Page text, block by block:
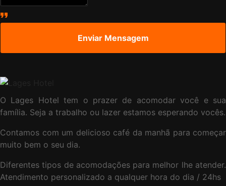
O Lages Hotel tem o prazer de acomodar você e sua
família. Seja a trabalho ou lazer estamos esperando vocês.
Contamos com um delicioso café da manhã para começar
muito bem o seu dia.
Diferentes tipos de acomodações para melhor lhe atender.
Atendimento personalizado a qualquer hora do dia / 24hs